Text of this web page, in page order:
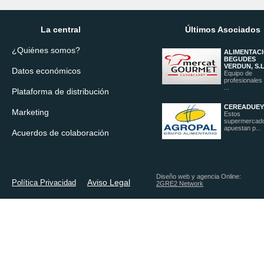
La central
¿Quiénes somos?
Datos económicos
Plataforma de distribución
Marketing
Acuerdos de colaboración
Últimos Asociados
BEGUDES
VERDUN,
Equipo de
profesionales
Estos
apuestan p...
Política Privacidad Aviso Legal
Diseño web y agencia Online:
2GRE2 Network